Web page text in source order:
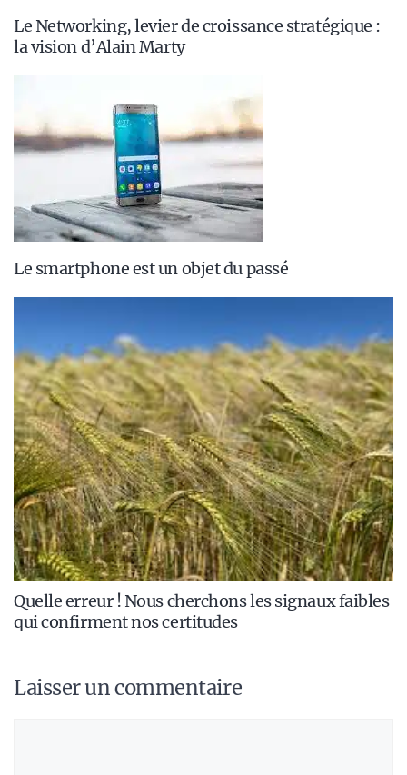
Le Networking, levier de croissance stratégique :
la vision d’Alain Marty
Le smartphone est un objet du passé
Quelle erreur ! Nous cherchons les signaux faibles
qui confirment nos certitudes
Laisser un commentaire